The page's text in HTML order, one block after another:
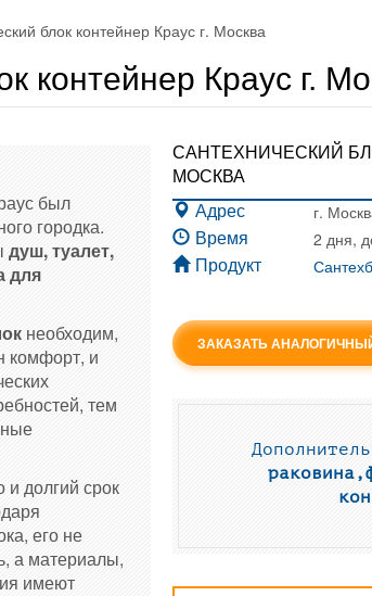
блок контейнер Краус г. Москва
контейнер Краус г.
был
городка.
душ, туалет,
для
необходим,
комфорт, и
тем
и долгий срок
его не
а материалы,
имеют
САНТЕХНИЧЕСКИЙ
МОСКВА
Адрес г.
Время 2 дня,
Продукт
ЗАКАЗАТЬ